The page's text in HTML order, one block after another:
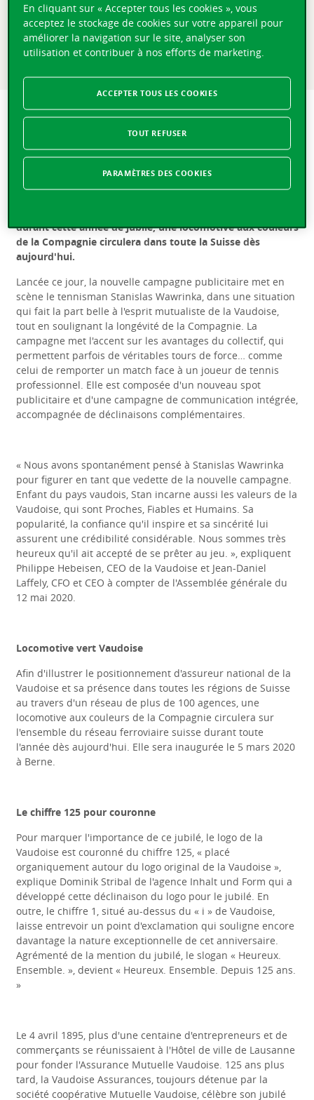
campagne de communication. De plus, parmi les
nombreuses mesures et événements d'envergure prévus
durant cette année de jubilé, une locomotive aux
couleurs de la Compagnie circulera dans toute la Suisse
Une nouvelle campagne publicitaire avec Stan Wawrinka
pour les 125 ans de la Vaudoise
Lausanne, le 17.02.2020 –A l'occasion de son 125e
anniversaire en 2020, la Vaudoise s'adjoint les services du
champion de tennis Stanislas Wawrinka pour sa nouvelle
durant cette année de jubilé, une locomotive aux couleurs
de la Compagnie circulera dans toute la Suisse dès
aujourd'hui.
Lancée ce jour, la nouvelle campagne publicitaire met en
scène le tennisman Stanislas Wawrinka, dans une situation
qui fait la part belle à l'esprit mutualiste de la Vaudoise,
tout en soulignant la longévité de la Compagnie. La
campagne met l'accent sur les avantages du collectif, qui
permettent parfois de véritables tours de force… comme
celui de remporter un match face à un joueur de tennis
professionnel. Elle est composée d'un nouveau spot
publicitaire et d'une campagne de communication intégrée,
accompagnée de déclinaisons complémentaires.
« Nous avons spontanément pensé à Stanislas Wawrinka
pour figurer en tant que vedette de la nouvelle campagne.
Enfant du pays vaudois, Stan incarne aussi les valeurs de la
Vaudoise, qui sont Proches, Fiables et Humains. Sa
popularité, la confiance qu'il inspire et sa sincérité lui
assurent une crédibilité considérable. Nous sommes très
heureux qu'il ait accepté de se prêter au jeu. », expliquent
Philippe Hebeisen, CEO de la Vaudoise et Jean-Daniel
Laffely, CFO et CEO à compter de l'Assemblée générale du
12 mai 2020.
Locomotive vert Vaudoise
Afin d'illustrer le positionnement d'assureur national de la
Vaudoise et sa présence dans toutes les régions de Suisse
au travers d'un réseau de plus de 100 agences, une
locomotive aux couleurs de la Compagnie circulera sur
l'ensemble du réseau ferroviaire suisse durant toute
l'année dès aujourd'hui. Elle sera inaugurée le 5 mars 2020
à Berne.
Le chiffre 125 pour couronne
Pour marquer l'importance de ce jubilé, le logo de la
Vaudoise est couronné du chiffre 125, « placé
organiquement autour du logo original de la Vaudoise »,
explique Dominik Stribal de l'agence Inhalt und Form qui a
développé cette déclinaison du logo pour le jubilé. En
outre, le chiffre 1, situé au-dessus du « i » de Vaudoise,
laisse entrevoir un point d'exclamation qui souligne encore
davantage la nature exceptionnelle de cet anniversaire.
Agrémenté de la mention du jubilé, le slogan « Heureux.
Ensemble. », devient « Heureux. Ensemble. Depuis 125 ans.
»
Le 4 avril 1895, plus d'une centaine d'entrepreneurs et de
commerçants se réunissaient à l'Hôtel de ville de Lausanne
pour fonder l'Assurance Mutuelle Vaudoise. 125 ans plus
tard, la Vaudoise Assurances, toujours détenue par la
société coopérative Mutuelle Vaudoise, célèbre son jubilé
En cliquant sur « Accepter tous les cookies », vous
acceptez le stockage de cookies sur votre appareil pour
améliorer la navigation sur le site, analyser son
utilisation et contribuer à nos efforts de marketing.
TOUT REFUSER
ACCEPTER TOUS LES COOKIES
PARAMÈTRES DES COOKIES